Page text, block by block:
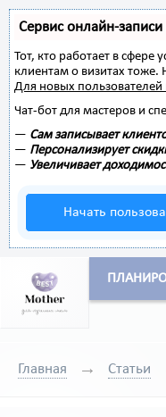
Сервис онлайн-
Тот, кто работает в сфере
клиентам о визитах
Для новых пользователей
Чат-бот для мастеров и
— Сам записывает
— Персонализирует
— Увеличивает
Начать
Главная Статьи